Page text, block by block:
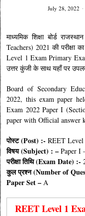
July 28, 2022
माध्यमिक शिक्षा बोर्ड
Teachers) 2021 की
Level 1 Exam Primary
उत्तर कुंजी के साथ यहाँ पर
Board of Secondary
2022, this exam paper
Exam 2022 Paper I
paper with Official answer
पोस्ट (Post) :- REET
विषय (Subject) : – Paper I
परीक्षा तिथि (Exam Date) :-
कुल प्रश्न (Number of
Paper Set – A
REET Level 1